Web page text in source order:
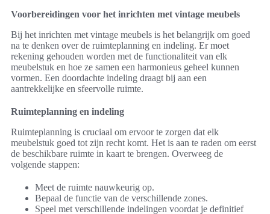
Voorbereidingen voor het inrichten met vintage meubels
Bij het inrichten met vintage meubels is het belangrijk om goed
na te denken over de ruimteplanning en indeling. Er moet
rekening gehouden worden met de functionaliteit van elk
meubelstuk en hoe ze samen een harmonieus geheel kunnen
vormen. Een doordachte indeling draagt bij aan een
aantrekkelijke en sfeervolle ruimte.
Ruimteplanning en indeling
Ruimteplanning is cruciaal om ervoor te zorgen dat elk
meubelstuk goed tot zijn recht komt. Het is aan te raden om eerst
de beschikbare ruimte in kaart te brengen. Overweeg de
volgende stappen:
Meet de ruimte nauwkeurig op.
Bepaal de functie van de verschillende zones.
Speel met verschillende indelingen voordat je definitief